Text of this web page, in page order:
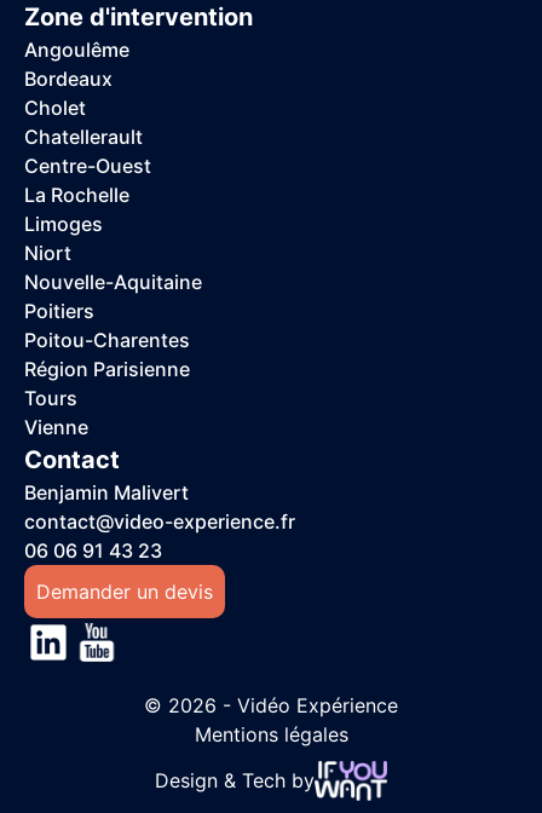
Zone d'intervention
Angoulême
Bordeaux
Cholet
Chatellerault
Centre-Ouest
La Rochelle
Limoges
Niort
Nouvelle-Aquitaine
Poitiers
Poitou-Charentes
Région Parisienne
Tours
Vienne
Contact
Benjamin Malivert
contact@video-experience.fr
06 06 91 43 23
Demander un devis
© 2026 - Vidéo Expérience
Mentions légales
Design & Tech by